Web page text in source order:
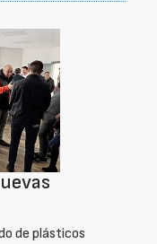
de plásticos